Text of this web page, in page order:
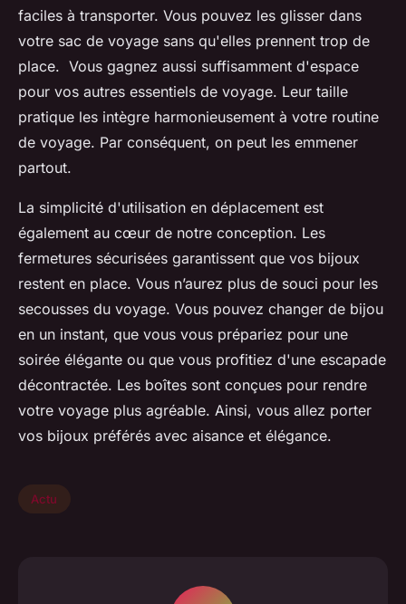
faciles à transporter. Vous pouvez les glisser dans
votre sac de voyage sans qu'elles prennent trop de
place. Vous gagnez aussi suffisamment d'espace
pour vos autres essentiels de voyage. Leur taille
pratique les intègre harmonieusement à votre routine
de voyage. Par conséquent, on peut les emmener
partout.
La simplicité d'utilisation en déplacement est
également au cœur de notre conception. Les
fermetures sécurisées garantissent que vos bijoux
restent en place. Vous n’aurez plus de souci pour les
secousses du voyage. Vous pouvez changer de bijou
en un instant, que vous vous prépariez pour une
soirée élégante ou que vous profitiez d'une escapade
décontractée. Les boîtes sont conçues pour rendre
votre voyage plus agréable. Ainsi, vous allez porter
vos bijoux préférés avec aisance et élégance.
Actu